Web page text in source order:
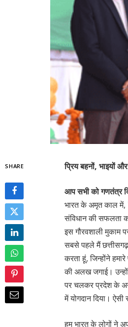
SHARE प्रिय बहनों, भाइयों
आप सभी को गणतंत्र
भारत के अमृत काल में,
संविधान की सफलता
इस गौरवशाली मुकाम
सबसे पहले मैं छत्तीसगढ़
करता हूं, जिन्होंने
की अलख जगाई।
पर चलकर प्रदेश के
में योगदान दिया।
हम भारत के लोगों ने